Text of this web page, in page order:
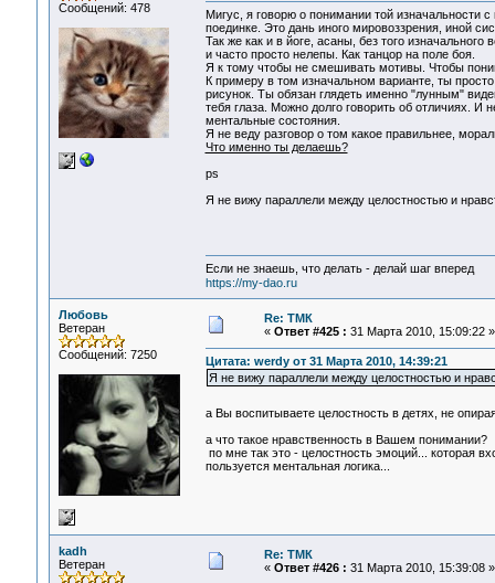
Сообщений: 478
Мигус, я говорю о понимании той изначальности
поединке. Это дань иного мировоззрения, иной
Так же как и в йоге, асаны, без того
и часто просто нелепы. Как танцор на поле боя.
Я к тому чтобы не смешивать мотивы. Чтобы
К примеру в том изначальном варианте, ты
рисунок. Ты обязан глядеть именно "лунным"
тебя глаза. Можно долго говорить об отличиях.
ментальные состояния.
Я не веду разговор о том какое правильнее,
Что именно ты делаешь?
ps
Я не вижу параллели между целостностью и
Если не знаешь, что делать - делай шаг вперед
https://my-dao.ru
Любовь
Ветеран
Сообщений: 7250
Re: ТМК
« Ответ #425 : 31 Марта 2010, 15:09:22 »
Цитата: werdy от 31 Марта 2010, 14:39:21
Я не вижу параллели между целостностью и
а Вы воспитываете целостность в детях, не
а что такое нравственность в Вашем понимании?
по мне так это - целостность эмоций... которая
пользуется ментальная логика...
kadh
Ветеран
Re: ТМК
« Ответ #426 : 31 Марта 2010, 15:39:08 »